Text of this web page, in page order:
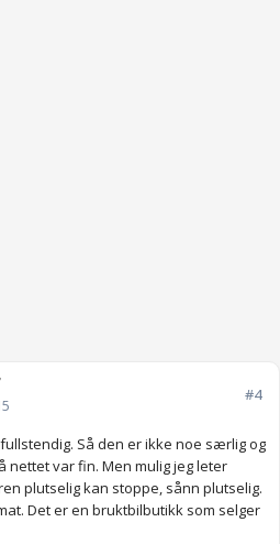
#4
Så den er ikke noe særlig og
nettet var fin. Men mulig jeg leter
plutselig kan stoppe, sånn plutselig.
Det er en bruktbilbutikk som selger